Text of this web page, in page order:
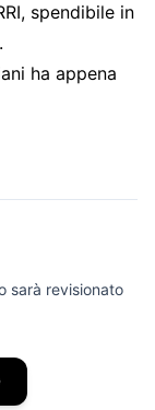
spendibile in
ha appena
sarà revisionato